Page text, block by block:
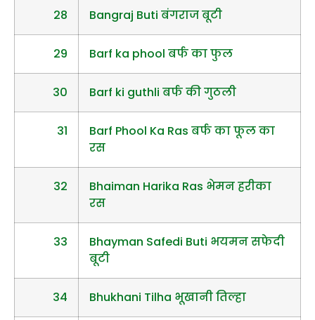
28 Bangraj Buti बंगराज बूटी
29 Barf ka phool बर्फ का फुल
30 Barf ki guthli बर्फ की गुठली
31
Barf Phool Ka Ras बर्फ का फूल का
रस
32
Bhaiman Harika Ras भेमन हरीका
रस
33
Bhayman Safedi Buti भयमन सफेदी
बूटी
34 Bhukhani Tilha भूखानी तिल्हा